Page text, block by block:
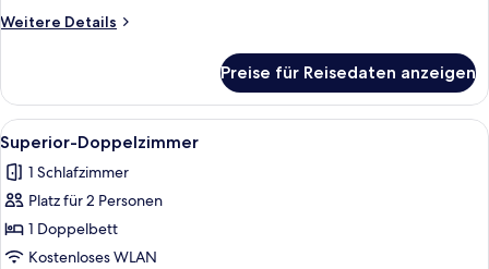
anzeigen
Weitere Details
Weitere
oder
Zweibettzimmer
Preise für Reisedaten anzeigen
Alle
Fotos
für
Superior-
Doppelzimmer
anzeigen
Ein Hotelzimmer mit Bett, Fernseher
1
Superior-Doppelzimmer
1 Schlafzimmer
Platz für 2 Personen
1 Doppelbett
Kostenloses WLAN